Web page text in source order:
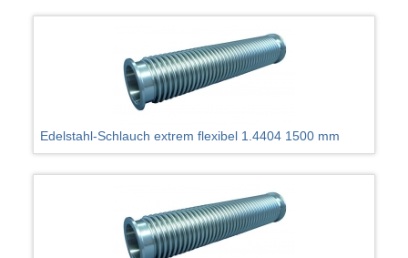
Edelstahl-Schlauch extrem flexibel 1.4404 1500 mm